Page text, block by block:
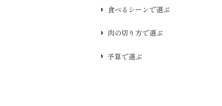
食べるシーンで選ぶ
肉の切り方で選ぶ
予算で選ぶ